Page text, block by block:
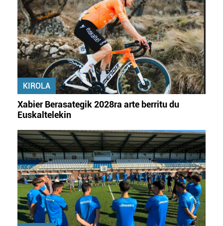
KIROLA
Xabier Berasategik 2028ra arte berritu du
Euskaltelekin